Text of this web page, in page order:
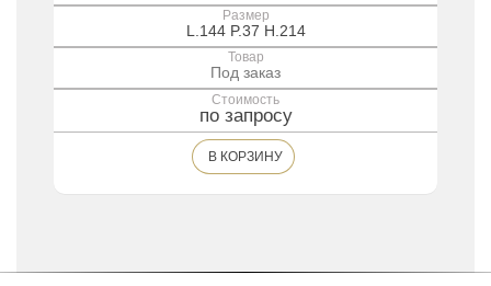
Размер
L.144 P.37 H.214
Товар
Под заказ
Стоимость
по запросу
В КОРЗИНУ